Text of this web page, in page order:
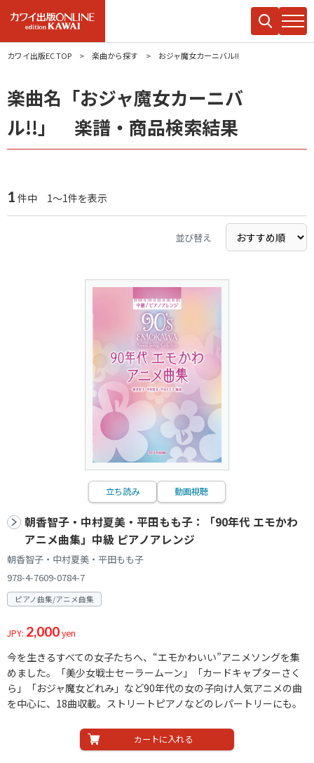
カワイ出版EC TOP 楽曲から探す おジャ魔女カーニバル!!
楽曲名「おジャ魔女カーニバ
ル!!」 楽譜・商品検索結果
1 件中 1～1件を表示
並び替え
立ち読み 動画視聴
朝香智子・中村夏美・平田もも子：「90年代 エモかわ
アニメ曲集」中級 ピアノアレンジ
朝香智子・中村夏美・平田もも子
978-4-7609-0784-7
ピアノ曲集/アニメ曲集
JPY: 2,000yen
今を生きるすべての女子たちへ、“エモかわいい”アニメソングを集
めました。「美少女戦士セーラームーン」「カードキャプターさく
ら」「おジャ魔女どれみ」など90年代の女の子向け人気アニメの曲
を中心に、18曲収載。ストリートピアノなどのレパートリーにも。
カートに入れる